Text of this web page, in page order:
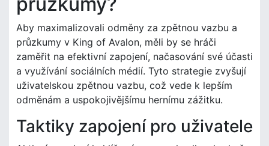
Aby maximalizovali odměny za zpětnou vazbu a
průzkumy v King of Avalon, měli by se hráči
zaměřit na efektivní zapojení, načasování své účasti
a využívání sociálních médií. Tyto strategie zvyšují
uživatelskou zpětnou vazbu, což vede k lepším
odměnám a uspokojivějšímu hernímu zážitku.
Taktiky zapojení pro uživatele